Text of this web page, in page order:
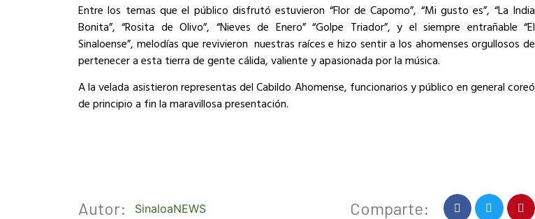
Entre los temas que el público disfrutó estuvieron “Flor de Capomo”, “Mi gusto es”, “La India
Bonita”, “Rosita de Olivo”, “Nieves de Enero” “Golpe Triador”, y el siempre entrañable “El
Sinaloense”, melodías que revivieron nuestras raíces e hizo sentir a los ahomenses orgullosos de
pertenecer a esta tierra de gente cálida, valiente y apasionada por la música.
A la velada asistieron representas del Cabildo Ahomense, funcionarios y público en general coreó
de principio a fin la maravillosa presentación.
Autor: SinaloaNEWS Comparte: